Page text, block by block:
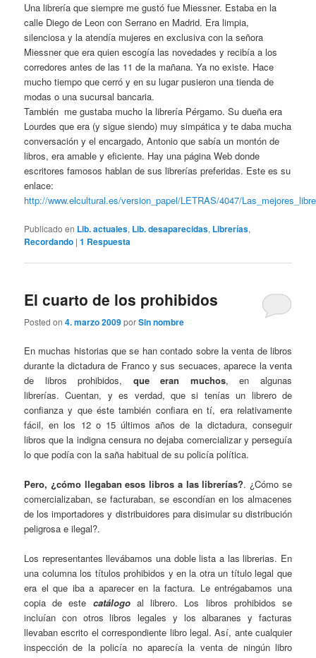
Una librería que siempre me gustó fue Miessner. Estaba en la
calle Diego de Leon con Serrano en Madrid. Era limpia,
silenciosa y la atendía mujeres en exclusiva con la señora
Miessner que era quien escogía las novedades y recibía a los
corredores antes de las 11 de la mañana. Ya no existe. Hace
mucho tiempo que cerró y en su lugar pusieron una tienda de
modas o una sucursal bancaria.
También me gustaba mucho la librería Pérgamo. Su dueña era
Lourdes que era (y sigue siendo) muy simpática y te daba mucha
conversación y el encargado, Antonio que sabía un montón de
libros, era amable y eficiente. Hay una página Web donde
escritores famosos hablan de sus librerías preferidas. Este es su
enlace:
http://www.elcultural.es/version_papel/LETRAS/4047/
Publicado en Lib. actuales, Lib. desaparecidas, Librerías,
Recordando |1 Respuesta
El cuarto de los prohibidos
Posted on4. marzo 2009porSin nombre
En muchas historias que se han contado sobre la venta de libros
durante la dictadura de Franco y sus secuaces, aparece la venta
de libros prohibidos, que eran muchos, en algunas
librerías. Cuentan, y es verdad, que si tenías un librero de
confianza y que éste también confiara en tí, era relativamente
fácil, en los 12 o 15 últimos años de la dictadura, conseguir
libros que la indigna censura no dejaba comercializar y perseguía
lo que podía con la saña habitual de su policía política.
Pero, ¿cómo llegaban esos libros a las librerías?. ¿Cómo se
comercializaban, se facturaban, se escondían en los almacenes
de los importadores y distribuidores para disimular su distribución
peligrosa e ilegal?.
Los representantes llevábamos una doble lista a las librerias. En
una columna los títulos prohibidos y en la otra un título legal que
era el que iba a aparecer en la factura. Le entrégabamos una
copia de este catálogoal librero. Los libros prohibidos se
incluían con otros libros legales y los albaranes y facturas
llevaban escrito el correspondiente libro legal. Así, ante cualquier
inspección de la policía no aparecía la venta de ningún libro